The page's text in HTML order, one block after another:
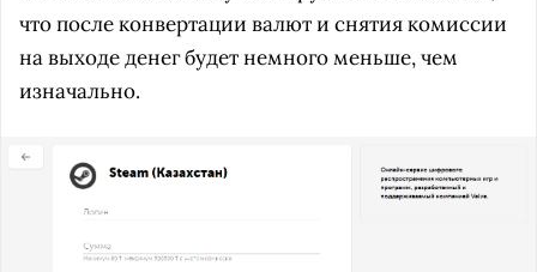
что после конвертации валют и снятия комиссии
на выходе денег будет немного меньше, чем
изначально.